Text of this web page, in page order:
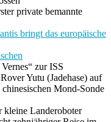
private bemannte
bringt das europäische
Vernes“ zur ISS
Yutu (Jadehase) auf
Mond-Sonde
kleine Landeroboter